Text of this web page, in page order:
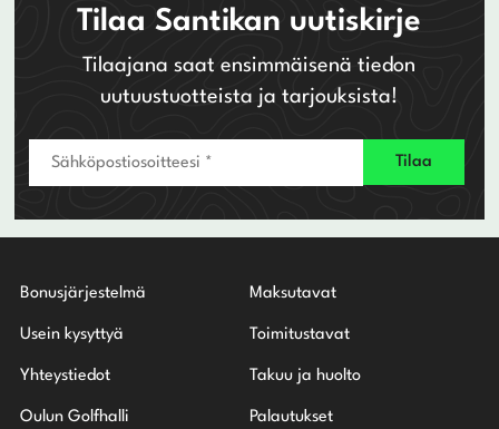
Tilaa Santikan uutiskirje
Tilaajana saat ensimmäisenä tiedon
uutuustuotteista ja tarjouksista!
Bonusjärjestelmä
Usein kysyttyä
Yhteystiedot
Oulun Golfhalli
Maksutavat
Toimitustavat
Takuu ja huolto
Palautukset